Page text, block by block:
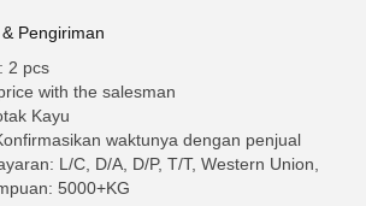
Pengiriman
2 pcs
with the salesman
Kayu
waktunya dengan penjual
L/C, D/A, D/P, T/T, Western Union,
5000+KG